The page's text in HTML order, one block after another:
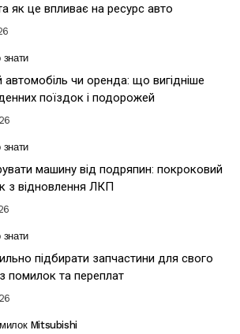
як це впливає на ресурс авто
знати
автомобіль чи оренда: що вигідніше
поїздок і подорожей
знати
машину від подряпин: покроковий
з відновлення ЛКП
знати
підбирати запчастини для свого
помилок та переплат
Mitsubishi